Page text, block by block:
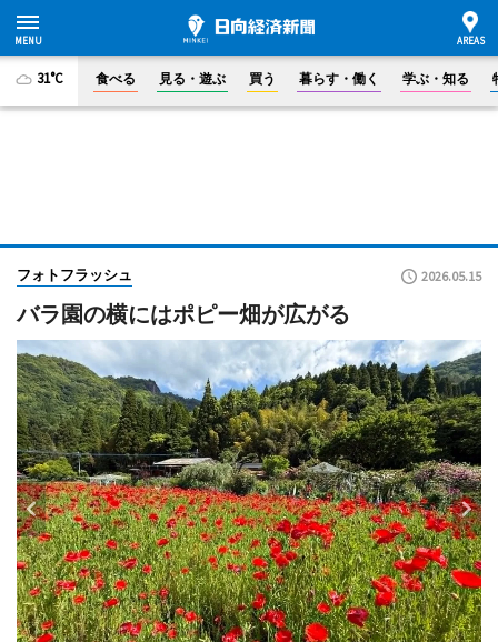
31°C 食べる 見る・遊ぶ 買う 暮らす・働く 学ぶ・知る
フォトフラッシュ 2026.05.15
バラ園の横にはポピー畑が広がる